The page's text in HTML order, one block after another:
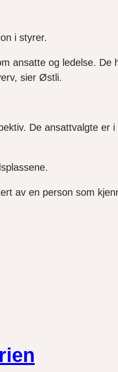
i styrer.
ansatte og ledelse. De
sier Østli.
De ansattvalgte er
av en person som